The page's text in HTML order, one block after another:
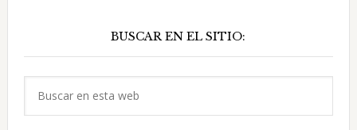
principal
BUSCAR EN EL SITIO: